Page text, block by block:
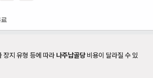
장지 유형 등에 따라 나주납골당비용이 달라질 수 있